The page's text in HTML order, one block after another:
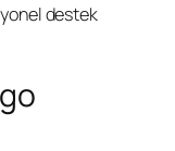
destek